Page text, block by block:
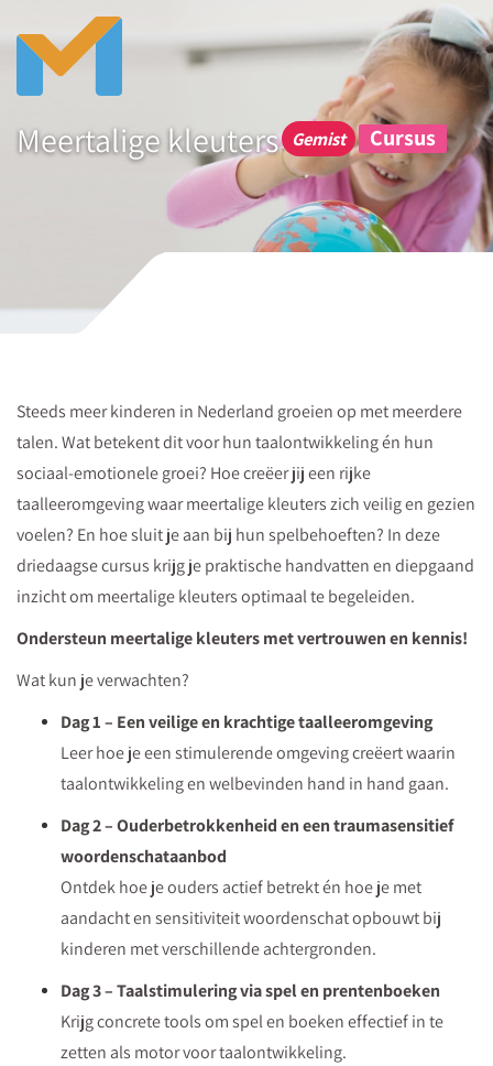
Taalaanbod,
effectieve
taalontwikkeling.
Download
gratis
onze
praktische
tips
taalstimulering
Meertalige kleuters Gemist Cursus
Steeds meer kinderen in Nederland groeien op met meerdere
talen. Wat betekent dit voor hun taalontwikkeling én hun
sociaal-emotionele groei? Hoe creëer jij een rijke
taalleeromgeving waar meertalige kleuters zich veilig en gezien
voelen? En hoe sluit je aan bij hun spelbehoeften? In deze
driedaagse cursus krijg je praktische handvatten en diepgaand
inzicht om meertalige kleuters optimaal te begeleiden.
Ondersteun meertalige kleuters met vertrouwen en kennis!
Wat kun je verwachten?
Dag 1 – Een veilige en krachtige taalleeromgeving
Leer hoe je een stimulerende omgeving creëert waarin
taalontwikkeling en welbevinden hand in hand gaan.
Dag 2 – Ouderbetrokkenheid en een traumasensitief
woordenschataanbod
Ontdek hoe je ouders actief betrekt én hoe je met
aandacht en sensitiviteit woordenschat opbouwt bij
kinderen met verschillende achtergronden.
Dag 3 – Taalstimulering via spel en prentenboeken
Krijg concrete tools om spel en boeken effectief in te
zetten als motor voor taalontwikkeling.